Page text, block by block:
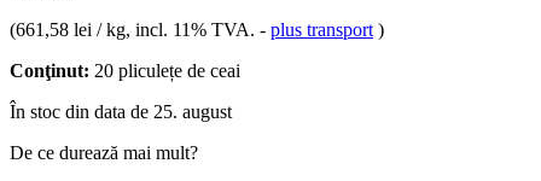
(661,58 lei / kg, incl. 11% TVA. - plus transport )
Conţinut: 20 pliculețe de ceai
În stoc din data de 25. august
De ce durează mai mult?